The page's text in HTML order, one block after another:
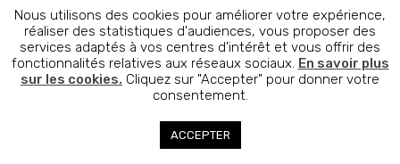
Les modes de communication se multiplient, mais une
chose reste immuable :
Les écrits tracent, marquent et laissent une
empreinte durable dans la relation.
Alors, posons-nous la question : nos écrits sont-ils
Nous utilisons des cookies pour améliorer votre expérience,
réaliser des statistiques d'audiences, vous proposer des
services adaptés à vos centres d'intérêt et vous offrir des
fonctionnalités relatives aux réseaux sociaux. En savoir plus
sur les cookies. Cliquez sur "Accepter" pour donner votre
consentement.
ACCEPTER